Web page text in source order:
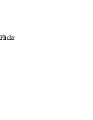
Flickr